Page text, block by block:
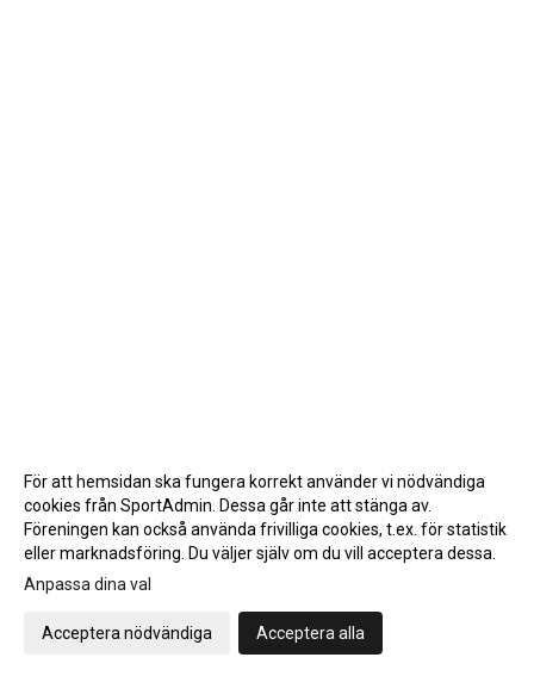
Gå till Webbversion
För att hemsidan ska fungera korrekt använder vi nödvändiga
cookies från SportAdmin. Dessa går inte att stänga av.
Föreningen kan också använda frivilliga cookies, t.ex. för statistik
eller marknadsföring. Du väljer själv om du vill acceptera dessa.
Anpassa dina val
Acceptera nödvändiga Acceptera alla